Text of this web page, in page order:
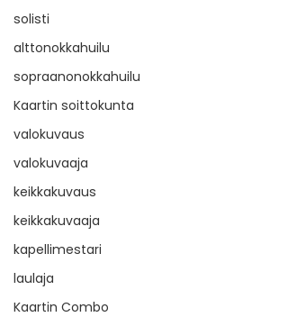
solisti
alttonokkahuilu
sopraanonokkahuilu
Kaartin soittokunta
valokuvaus
valokuvaaja
keikkakuvaus
keikkakuvaaja
kapellimestari
laulaja
Kaartin Combo